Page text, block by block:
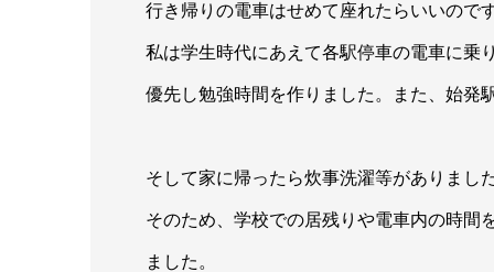
行き帰りの電車はせめて座れたらいいので
私は学生時代にあえて各駅停車の電車に乗
優先し勉強時間を作りました。また、始発
そして家に帰ったら炊事洗濯等がありまし
そのため、学校での居残りや電車内の時間
ました。